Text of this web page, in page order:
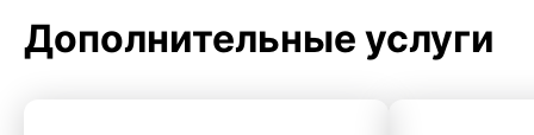
Дополнительные услуги